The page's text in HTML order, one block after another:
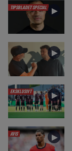
TIPSBLADET SPECIAL ►
►
EKSKLUSIVT ►
AVIS ►